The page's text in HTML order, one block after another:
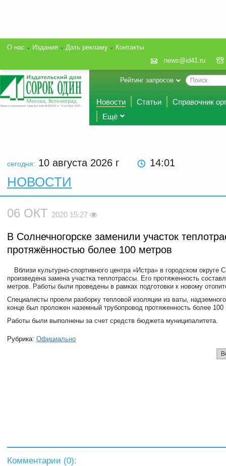
О нас Издания Дать рекламу
Контакты
news@id41.ru
Рейтинг запросов
Новости Статьи
Справочник
Ещё
сегодня: 10 августа 2026 г 14:01
НОВОСТИ
06 ОКТ 2020 15:27
В Солнечногорске заменили участок
протяжённостью более 100 метров
Вблизи культурно-спортивного центра «Истра» в городском округе
произведена замена участка теплотрассы. Его протяженность
метров. Работы были проведены в рамках подготовки к новому
Специалисты проели разборку тепловой изоляции из ваты,
конце был проложен наземный трубопровод протяженность более
Работы были выполнены за счет средств бюджета муниципалитета.
Рубрика: Официально
Комментарии (0):